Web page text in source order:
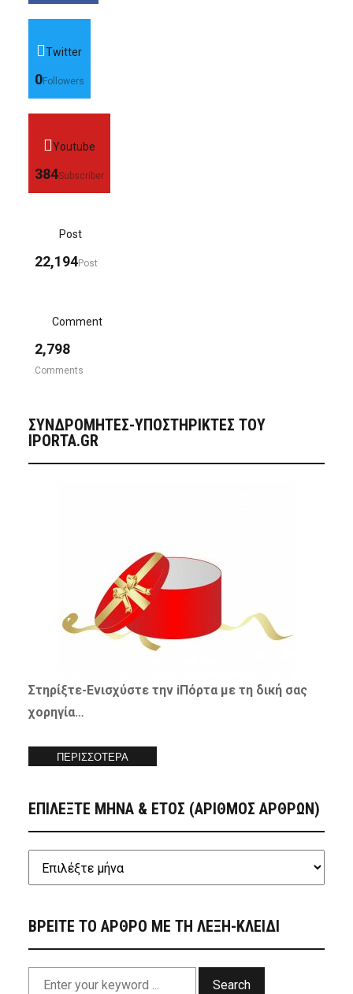
Twitter
0Followers
Youtube
384Subscriber
Post
22,194Post
Comment
2,798
Comments
ΣΥΝΔΡΟΜΗΤΈΣ-ΥΠΟΣΤΗΡΙΚΤΈΣ ΤΟΥ
IPORTA.GR
Στηρίξτε-Ενισχύστετην iΠόρτα με τη δική σας
χορηγία…
ΠΕΡΙΣΣΟΤΕΡΑ
ΕΠΙΛΕΞΤΕ ΜΗΝΑ & ΕΤΟΣ (ΑΡΙΘΜΟΣ ΑΡΘΡΩΝ)
ΒΡΕΙΤΕ ΤΟ ΑΡΘΡΟ ΜΕ ΤΗ ΛΕΞΗ-ΚΛΕΙΔΙ
Search